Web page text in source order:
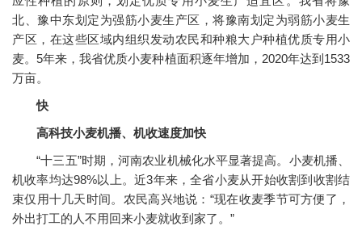
北、豫中东划定为强筋小麦生产区，将豫南划定为弱筋小麦生
产区，在这些区域内组织发动农民和种粮大户种植优质专用小
麦。5年来，我省优质小麦种植面积逐年增加，2020年达到1533
万亩。
快
高科技小麦机播、机收速度加快
“十三五”时期，河南农业机械化水平显著提高。小麦机播、
机收率均达98%以上。近3年来，全省小麦从开始收割到收割结
束仅用十几天时间。农民高兴地说：“现在收麦季节可方便了，
外出打工的人不用回来小麦就收到家了。”